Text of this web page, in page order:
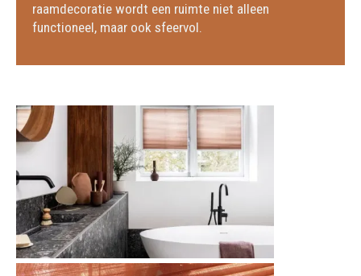
raamdecoratie wordt een ruimte niet alleen
functioneel, maar ook sfeervol.